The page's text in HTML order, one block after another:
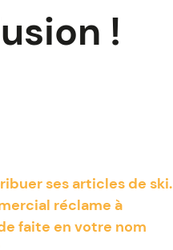
!
ses articles de ski.
réclame à
faite en votre nom